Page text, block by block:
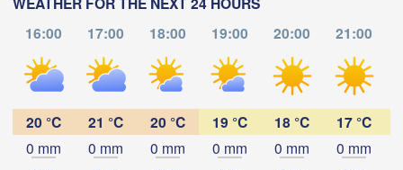
16:00
17:00 18:00 19:00 20:00 21:00
20 °C
0 mm
21 °C
0 mm
20 °C
0 mm
19 °C
0 mm
18 °C
0 mm
17 °C
0 mm
Olsztyn
Мінск
(Minsk)
Баранавічы
(Baranavičy)
Гродна
(Hrodna)
Брэст